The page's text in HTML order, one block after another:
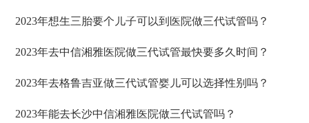
2023年想生三胎要个儿子可以到医院做三代试管吗？
2023年去中信湘雅医院做三代试管最快要多久时间？
2023年去格鲁吉亚做三代试管婴儿可以选择性别吗？
2023年能去长沙中信湘雅医院做三代试管吗？